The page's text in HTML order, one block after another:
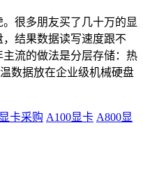
很多朋友买了几十万的显
，结果数据读写速度跟不
主流的做法是分层存储：热
数据放在企业级机械硬盘
卡采购 A100显卡 A800显